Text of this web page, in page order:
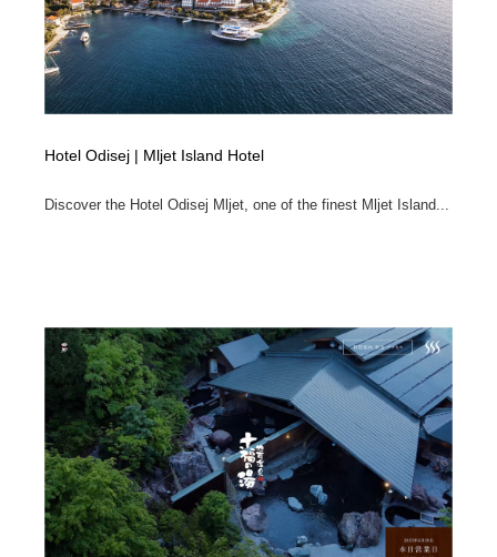
Hotel Odisej | Mljet Island Hotel
Discover the Hotel Odisej Mljet, one of the finest Mljet Island...